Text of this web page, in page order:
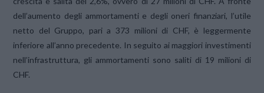
dell’aumento degli ammortamenti e degli oneri finanziari, l’utile
netto del Gruppo, pari a 373 milioni di CHF, è leggermente
inferiore all’anno precedente. In seguito ai maggiori investimenti
nell’infrastruttura, gli ammortamenti sono saliti di 19 milioni di
CHF.